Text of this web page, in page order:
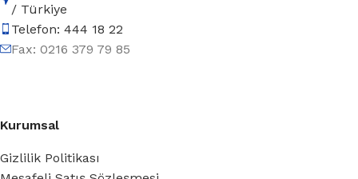
/ Türkiye
Telefon: 444 18 22
Fax: 0216 379 79 85
Kurumsal
Gizlilik Politikası